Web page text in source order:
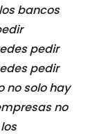
bancos
pedir
pedir
no solo hay
no